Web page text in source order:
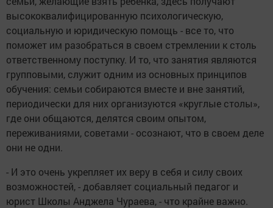
высококвалифицированную психологическую,
социальную и юридическую помощь - все то, что
поможет им разобраться в своем стремлении к столь
ответственному поступку. И то, что занятия являются
групповыми, служит одним из основных принципов
обучения: семьи собираются вместе и вне занятий,
периодически для них организуются «круглые столы»,
где они общаются, делятся своим опытом,
переживаниями, советами - осознают, что в своем деле
они не одни.
- И это очень укрепляет их веру в себя и силу своих
возможностей, - добавляет социальный педагог и
юрист Школы Анджела Чураева, - что крайне важно.